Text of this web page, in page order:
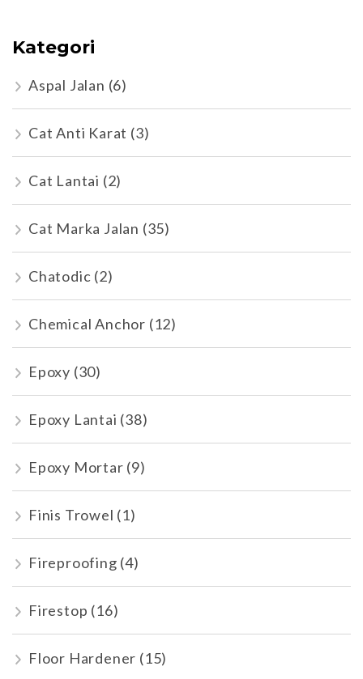
Kategori
Aspal Jalan (6)
Cat Anti Karat (3)
Cat Lantai (2)
Cat Marka Jalan (35)
Chatodic (2)
Chemical Anchor (12)
Epoxy (30)
Epoxy Lantai (38)
Epoxy Mortar (9)
Finis Trowel (1)
Fireproofing (4)
Firestop (16)
Floor Hardener (15)